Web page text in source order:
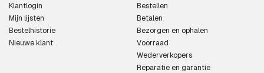
Klantlogin
Mijn lijsten
Bestelhistorie
Nieuwe klant
Bestellen
Betalen
Bezorgen en ophalen
Voorraad
Wederverkopers
Reparatie en garantie